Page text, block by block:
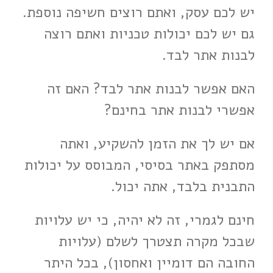
יש לכם עסק, ואתם רוצים חשיפה נוספת.
גם יש לכם יכולות טכניות ואתם רוצה
לבנות אתר לבד.
האם אפשר לבנות אתר לבד? האם זה
אפשרי לבנות אתר בחינם?
אם יש לך את הזמן להשקיע, ואתה
מסתפק באתר בסיסי, המבוסס על יכולות
התבנית בלבד, אתה יכול.
חינם לגמרי, זה לא יהיה, כי יש עלויות
שבכל מקרה תצטרך לשלם (עלויות
החובה הם דומיין ואחסון), בכל היתר